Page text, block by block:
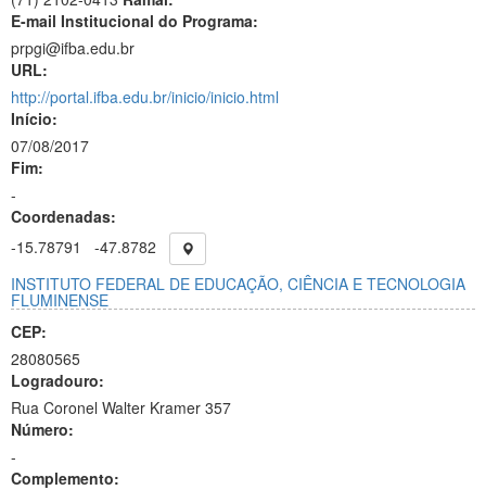
E-mail Institucional do Programa:
prpgi@ifba.edu.br
URL:
http://portal.ifba.edu.br/inicio/inicio.html
Início:
07/08/2017
Fim:
-
Coordenadas:
-15.78791
-47.8782
INSTITUTO FEDERAL DE EDUCAÇÃO, CIÊNCIA E TECNOLOGIA
FLUMINENSE
CEP:
28080565
Logradouro:
Rua Coronel Walter Kramer 357
Número:
-
Complemento: